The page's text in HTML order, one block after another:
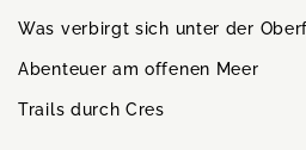
Was verbirgt sich unter der
Abenteuer am offenen Meer
Trails durch Cres